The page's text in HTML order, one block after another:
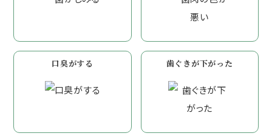
口臭がする 歯ぐきが下がった